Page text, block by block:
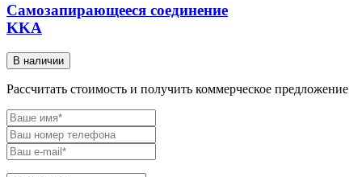
Самозапирающееся соединение
KKA
В наличии
Рассчитать стоимость и получить коммерческое предложение